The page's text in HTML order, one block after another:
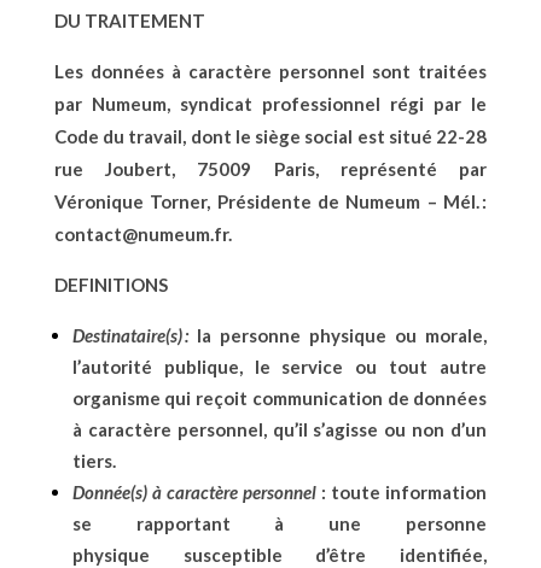
DU TRAITEMENT
Les données à caractère personnel sont traitées
par Numeum, syndicat professionnel régi par le
Code du travail, dont le siège social est situé 22-28
rue Joubert, 75009 Paris, représenté par
Véronique Torner, Présidente de Numeum – Mél. :
contact@numeum.fr.
DEFINITIONS
Destinataire(s):la personne physique ou morale,
l’autorité publique, le service ou tout autre
organisme qui reçoit communication de données
à caractère personnel, qu’il s’agisse ou non d’un
tiers.
Donnée(s) à caractère personnel : toute information
se rapportant à une personne
physique susceptible d’être identifiée,